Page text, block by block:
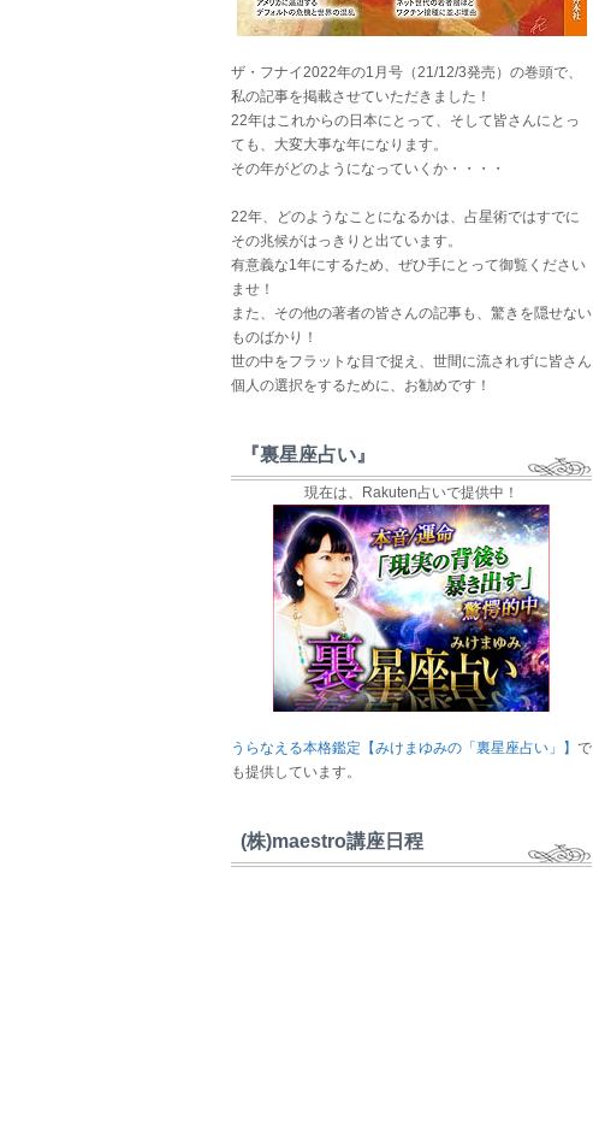
ザ・フナイ2022年の1月号（21/12/3発売）の巻頭で、
私の記事を掲載させていただきました！
22年はこれからの日本にとって、そして皆さんにとっ
ても、大変大事な年になります。
その年がどのようになっていくか・・・・
22年、どのようなことになるかは、占星術ではすでに
その兆候がはっきりと出ています。
有意義な1年にするため、ぜひ手にとって御覧ください
ませ！
また、その他の著者の皆さんの記事も、驚きを隠せない
ものばかり！
世の中をフラットな目で捉え、世間に流されずに皆さん
個人の選択をするために、お勧めです！
『裏星座占い』
現在は、Rakuten占いで提供中！
うらなえる本格鑑定【みけまゆみの「裏星座占い」】 で
も提供しています。
(株)maestro講座日程